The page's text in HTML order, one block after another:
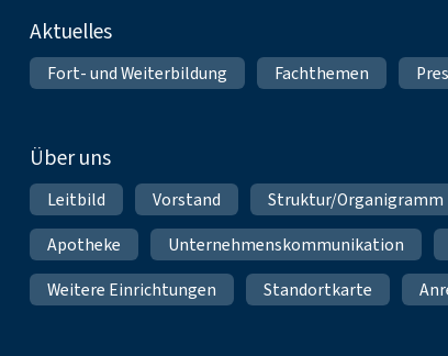
Fußnavigation
Aktuelles
Fort- und Weiterbildung Fachthemen
Über uns
Leitbild Vorstand Struktur/Organigramm
Apotheke
Unternehmenskommunikation
Weitere Einrichtungen
Standortkarte